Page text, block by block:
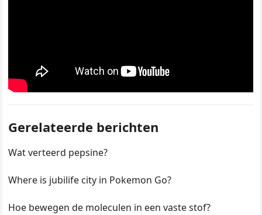
Gerelateerde berichten
Wat verteerd pepsine?
Where is jubilife city in Pokemon Go?
Hoe bewegen de moleculen in een vaste stof?